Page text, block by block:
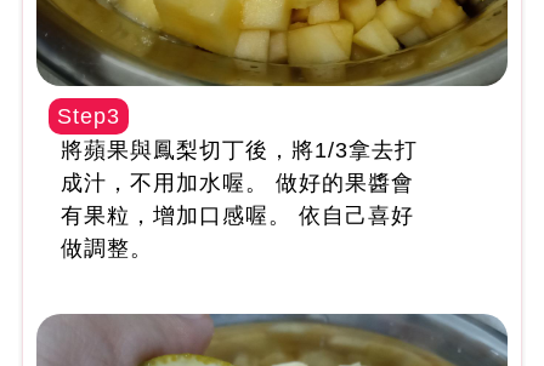
Step3
將蘋果與鳳梨切丁後，將1/3拿去打
成汁，不用加水喔。 做好的果醬會
有果粒，增加口感喔。 依自己喜好
做調整。